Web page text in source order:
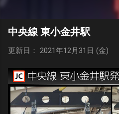
中央線 東小金井駅
更新日： 2021年12月31日 (金)